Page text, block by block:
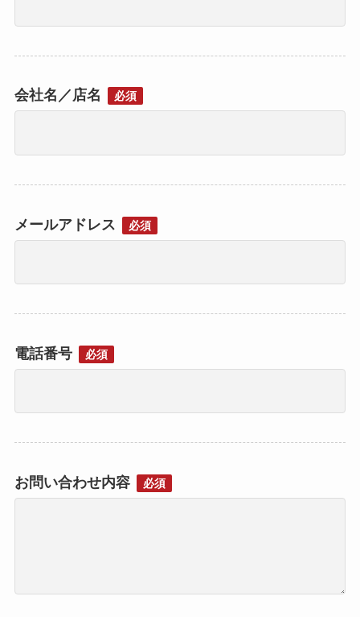
会社名／店名 必須
メールアドレス 必須
電話番号 必須
お問い合わせ内容 必須